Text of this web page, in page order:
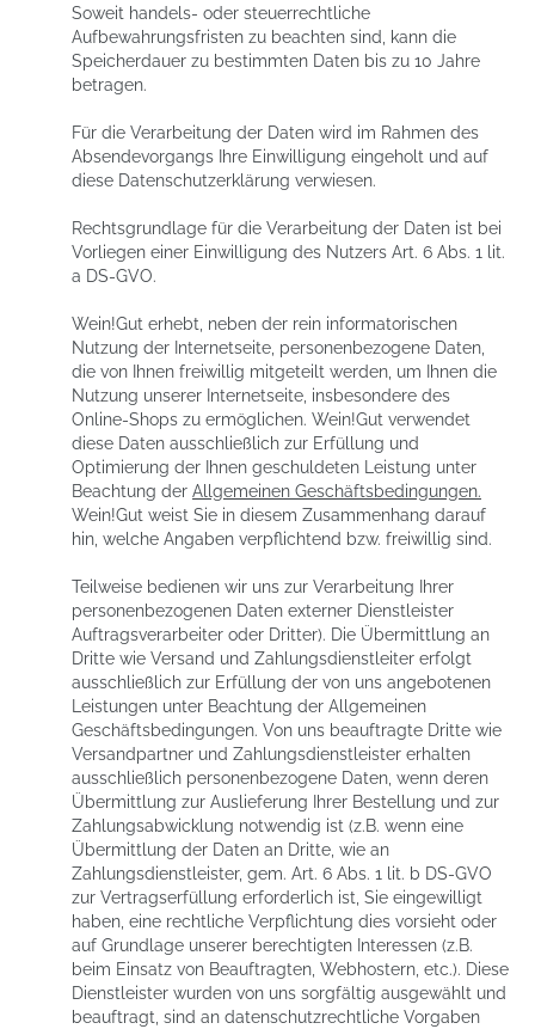
Soweit handels- oder steuerrechtliche
Aufbewahrungsfristen zu beachten sind, kann die
Speicherdauer zu bestimmten Daten bis zu 10 Jahre
betragen.
Für die Verarbeitung der Daten wird im Rahmen des
Absendevorgangs Ihre Einwilligung eingeholt und auf
diese Datenschutzerklärung verwiesen.
Rechtsgrundlage für die Verarbeitung der Daten ist bei
Vorliegen einer Einwilligung des Nutzers Art. 6 Abs. 1 lit.
a DS-GVO.
Wein!Gut erhebt, neben der rein informatorischen
Nutzung der Internetseite, personenbezogene Daten,
die von Ihnen freiwillig mitgeteilt werden, um Ihnen die
Nutzung unserer Internetseite, insbesondere des
Online-Shops zu ermöglichen. Wein!Gut verwendet
diese Daten ausschließlich zur Erfüllung und
Optimierung der Ihnen geschuldeten Leistung unter
Beachtung der Allgemeinen Geschäftsbedingungen.
Wein!Gut weist Sie in diesem Zusammenhang darauf
hin, welche Angaben verpflichtend bzw. freiwillig sind.
Teilweise bedienen wir uns zur Verarbeitung Ihrer
personenbezogenen Daten externer Dienstleister
Auftragsverarbeiter oder Dritter). Die Übermittlung an
Dritte wie Versand und Zahlungsdienstleiter erfolgt
ausschließlich zur Erfüllung der von uns angebotenen
Leistungen unter Beachtung der Allgemeinen
Geschäftsbedingungen. Von uns beauftragte Dritte wie
Versandpartner und Zahlungsdienstleister erhalten
ausschließlich personenbezogene Daten, wenn deren
Übermittlung zur Auslieferung Ihrer Bestellung und zur
Zahlungsabwicklung notwendig ist (z.B. wenn eine
Übermittlung der Daten an Dritte, wie an
Zahlungsdienstleister, gem. Art. 6 Abs. 1 lit. b DS-GVO
zur Vertragserfüllung erforderlich ist, Sie eingewilligt
haben, eine rechtliche Verpflichtung dies vorsieht oder
auf Grundlage unserer berechtigten Interessen (z.B.
beim Einsatz von Beauftragten, Webhostern, etc.). Diese
Dienstleister wurden von uns sorgfältig ausgewählt und
beauftragt, sind an datenschutzrechtliche Vorgaben